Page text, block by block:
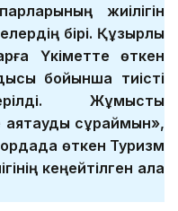
жиілігін
бірі. Құзырлы
Үкіметте өткен
бойынша тиісті
Жұмысты
аяқтауды сұраймын»,
өткен Туризм
кеңейтілген алқа